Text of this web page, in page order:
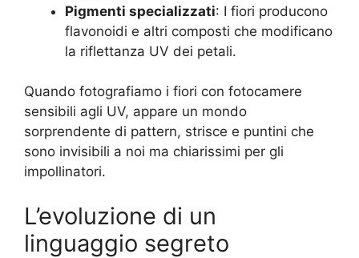
Pigmenti specializzati: I fiori producono
flavonoidi e altri composti che modificano
la riflettanza UV dei petali.
Quando fotografiamo i fiori con fotocamere
sensibili agli UV, appare un mondo
sorprendente di pattern, strisce e puntini che
sono invisibili a noi ma chiarissimi per gli
impollinatori.
L’evoluzione di un
linguaggio segreto